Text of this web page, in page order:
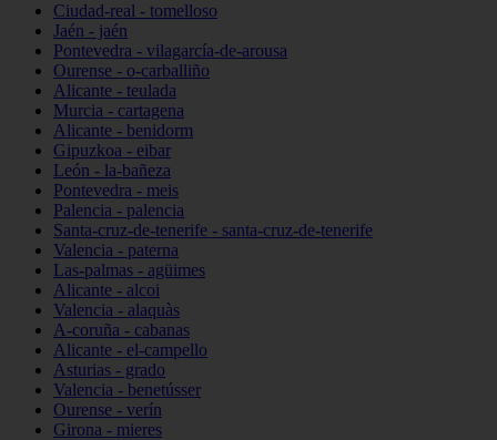
Ciudad-real - tomelloso
Jaén - jaén
Pontevedra - vilagarcía-de-arousa
Ourense - o-carballiño
Alicante - teulada
Murcia - cartagena
Alicante - benidorm
Gipuzkoa - eibar
León - la-bañeza
Pontevedra - meis
Palencia - palencia
Santa-cruz-de-tenerife - santa-cruz-de-tenerife
Valencia - paterna
Las-palmas - agüimes
Alicante - alcoi
Valencia - alaquàs
A-coruña - cabanas
Alicante - el-campello
Asturias - grado
Valencia - benetússer
Ourense - verín
Girona - mieres